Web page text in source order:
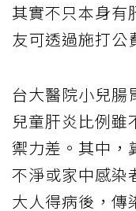
其實不只本身有
友可透過施打公
台大醫院小兒腸
兒童肝炎比例雖
禦力差。其中，
不淨或家中感染
大人得病後，傳